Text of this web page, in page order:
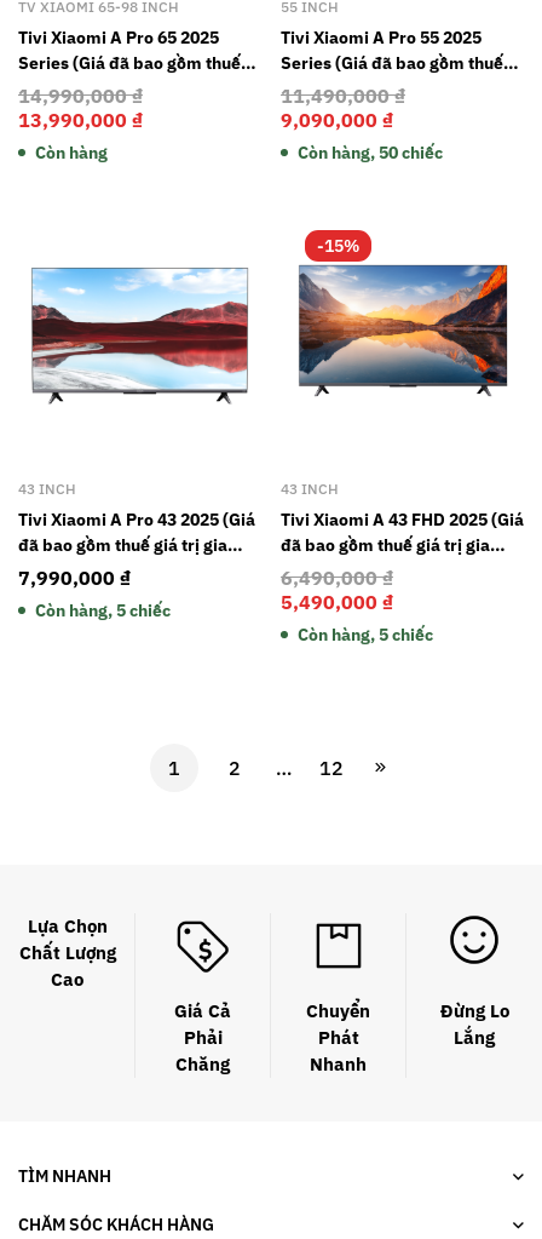
TV XIAOMI 65-98 INCH
Tivi Xiaomi A Pro 65 2025
Series (Giá đã bao gồm thuế
giá trị gia tăng và gói dịch vụ 2
năm bảo hành)
14,990,000₫
13,990,000 ₫
Còn hàng
55 INCH
Tivi Xiaomi A Pro 55 2025
Series (Giá đã bao gồm thuế
giá trị gia tăng và gói dịch vụ 2
năm bảo hành)
11,490,000₫
9,090,000 ₫
Còn hàng, 50 chiếc
43 INCH
Tivi Xiaomi A Pro 43 2025 (Giá
đã bao gồm thuế giá trị gia
tăng và gói dịch vụ 2 năm bảo
hành)
7,990,000 ₫
Còn hàng, 5 chiếc
-15%
43 INCH
Tivi Xiaomi A 43 FHD 2025 (Giá
đã bao gồm thuế giá trị gia
tăng và gói dịch vụ 2 năm bảo
hành)
6,490,000₫
5,490,000 ₫
Còn hàng, 5 chiếc
1 2 … 12
Lựa Chọn
Chất Lượng
Cao
Giá Cả
Phải
Chăng
Chuyển
Phát
Nhanh
Đừng Lo
Lắng
TÌM NHANH
CHĂM SÓC KHÁCH HÀNG